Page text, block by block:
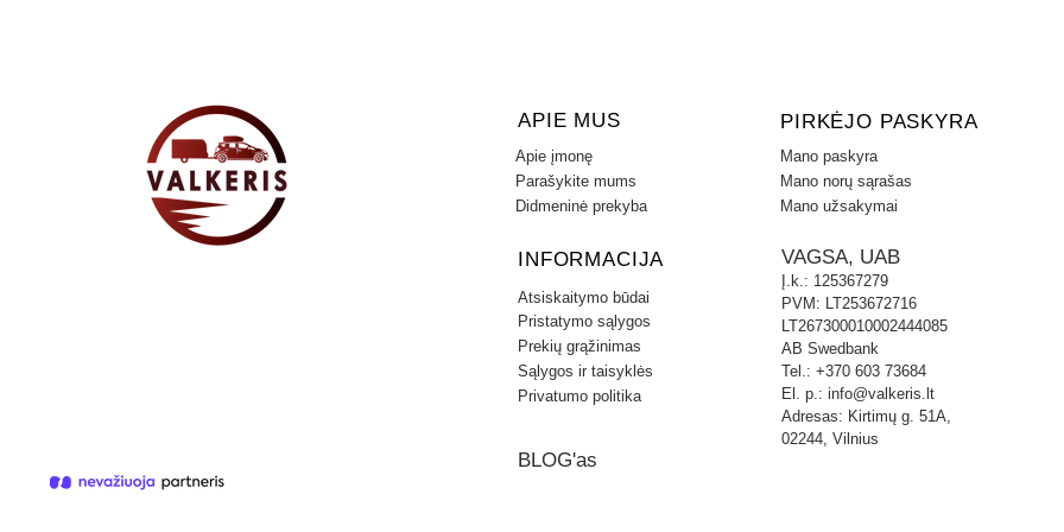
nereikės naudoti jokių įrankių ar
specialiu guminiu dangteliu.
KABLIO KAINA NURODYTA BE
ANTGALIU.
Universali elektros instaliacija 7
PREKĖS SAVYBĖS
Maksimali priekabos masė: 2000 kg
Vertikali apkrova: 100 kg
Bamperio nuėmimas: TAIP
Bamperio pjovimas: TAIP
Pjovimas vizualiai ne matomas
APIE MUS
Apie įmonę
Parašykite mums
Didmeninė prekyba
INFORMACIJA
Atsiskaitymo būdai
Pristatymo sąlygos
Prekių grąžinimas
Sąlygos ir taisyklės
Privatumo politika
BLOG'as
PIRKĖJO PASKYRA
Mano paskyra
Mano norų sąrašas
Mano užsakymai
VAGSA, UAB
Į.k.: 125367279
PVM: LT253672716
LT267300010002444085
AB Swedbank
Tel.: +370 603 73684
El. p.: info@valkeris.lt
Adresas: Kirtimų g. 51A,
02244, Vilnius